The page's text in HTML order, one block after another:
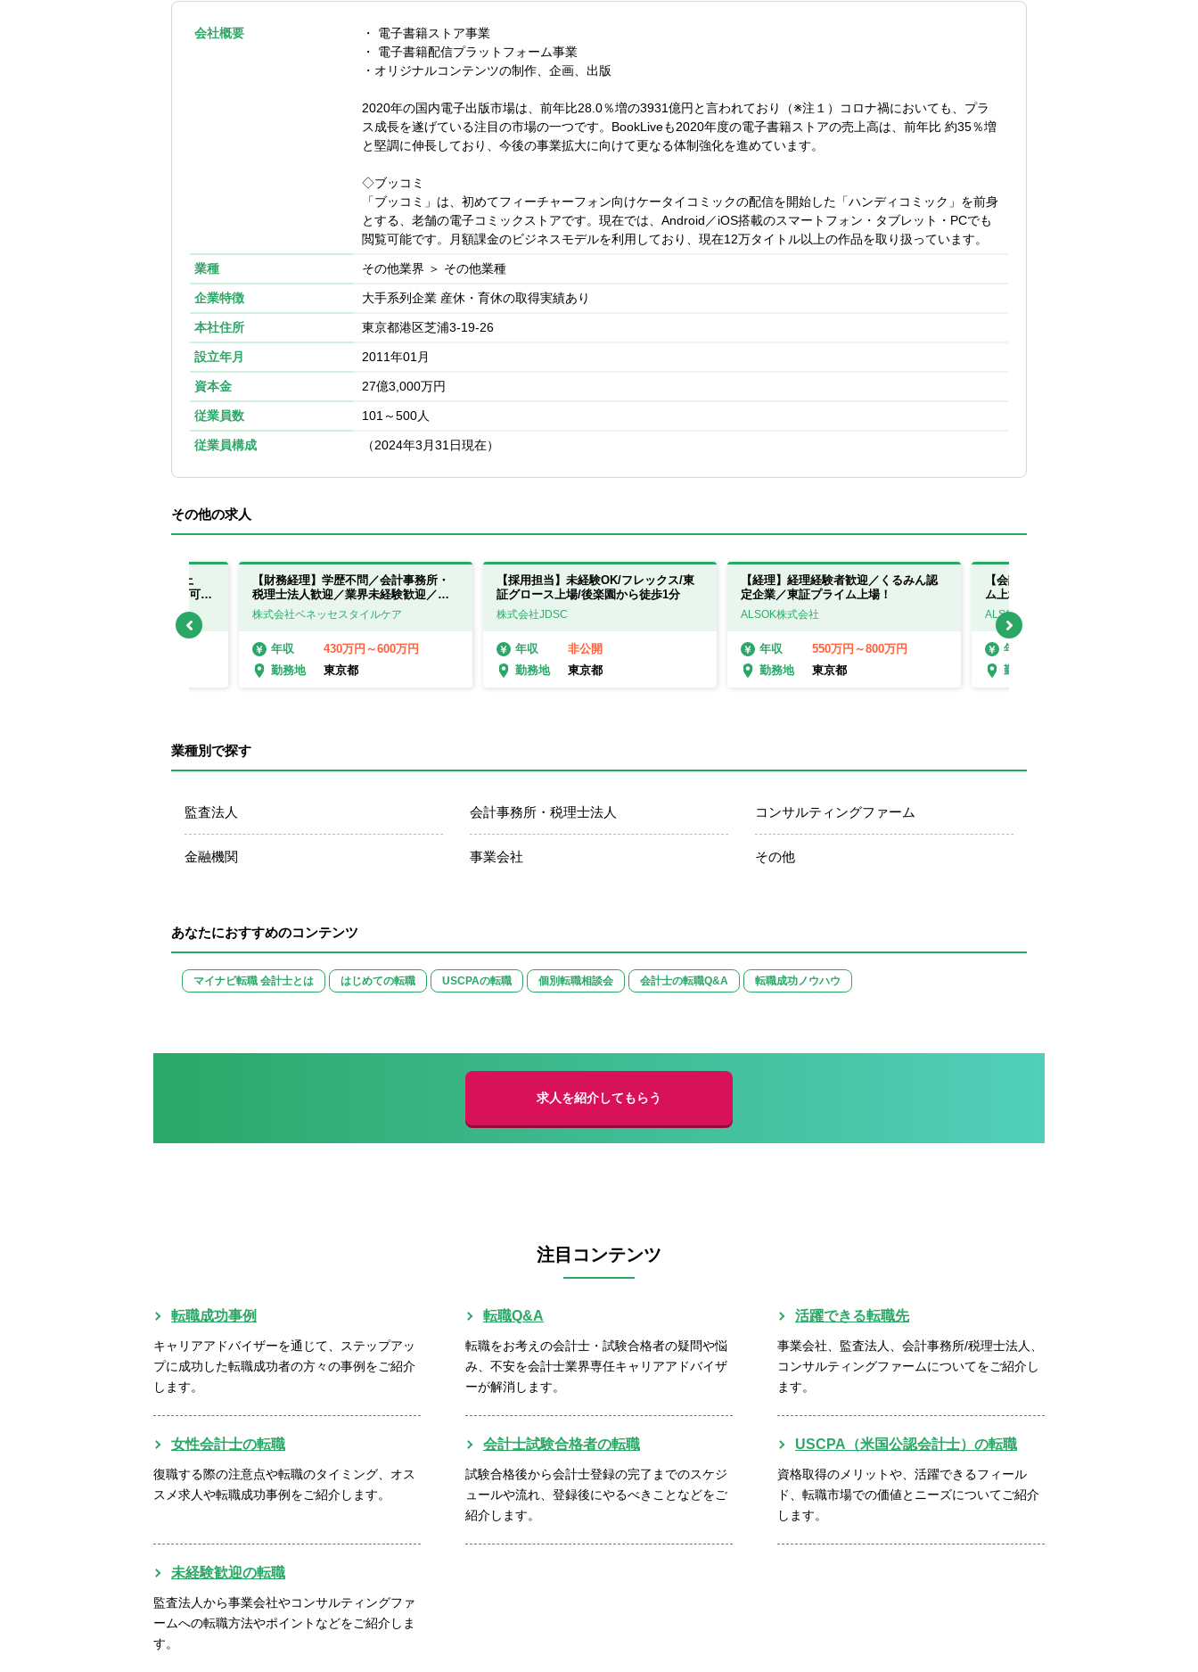
求める人物像
・人の役に立つことが好きな方
・コミュニケーション能力の高い方
→業務における裁量権が大きいので、適切に報告・連絡・相談ができる方を求めています。
・主体性を持って行動できる方
→問題点や改善点を自ら発見し進んで実行できる方を求めています。
・知的好奇心が旺盛で新しいもの好きな方
→CI/CD・テスト・モニタリングの構築、運用
・自ら課題を発見して解決までを行う業務
→業務効率化のためのツールの作成
→パフォーマンス改善の各種取り組み
→技術トレンドの動向調査/導入検討
外部の勉強会・セミナー・イベントへの参加も奨励しています。
→開発者体験の向上のための基盤開発(Platform Engineering)
→SLI/SLOの設定・運用
→AI/ML技術の活用
【利用しているAWSサービス】
EKS、EC2、ECR、ECS、Fargate、Lambda、S3、EFS、RDS(Aurora)、Amazon Redshift、DynamoDB、CodePipeline、
CodeBuild、WAF、ElastiCache、OpenSearch Service、kinesis、SQS、SNS、SES、ELB、Bedrockなど
【利用しているツール】
Karpenter、KEDA、Jenkins、Docker、Digdag、GitHub Enterprise、GitHub Copilot、Terraform、Packer、Slack、
NewRelic、DataDog、各種MCPサーバ
【この仕事で得られるもの】
自己裁量権が大きいので学んだ知識を直接業務で活かせる機会が多いです。
技術調査/スキル習得を奨励しているので、積極的にスキルアップを目指す方には適した環境です。
会社概要
・ 電子書籍ストア事業
・ 電子書籍配信プラットフォーム事業
・オリジナルコンテンツの制作、企画、出版
2020年の国内電子出版市場は、前年比28.0％増の3931億円と言われており（※注１）コロナ禍においても、プラ
ス成長を遂げている注目の市場の一つです。BookLiveも2020年度の電子書籍ストアの売上高は、前年比 約35％増
と堅調に伸長しており、今後の事業拡大に向けて更なる体制強化を進めています。
◇ブッコミ
「ブッコミ」は、初めてフィーチャーフォン向けケータイコミックの配信を開始した「ハンディコミック」を前身
とする、老舗の電子コミックストアです。現在では、Android／iOS搭載のスマートフォン・タブレット・PCでも
閲覧可能です。月額課金のビジネスモデルを利用しており、現在12万タイトル以上の作品を取り扱っています。
業種 その他業界 ＞ その他業種
企業特徴 大手系列企業 産休・育休の取得実績あり
本社住所 東京都港区芝浦3-19-26
設立年月 2011年01月
資本金 27億3,000万円
従業員数 101～500人
従業員構成 （2024年3月31日現在）
その他の求人
【経理（公認会計士）】プライム上
場！経理/会計/税務など幅広く経験可
【財務経理】学歴不問／会計事務所・
税理士法人歓迎／業界未経験歓迎／東
京・新宿
株式会社ベネッセスタイルケア
年収
430万円～600万円
勤務地
東京都
【採用担当】未経験OK/フレックス/東
証グロース上場/後楽園から徒歩1分
株式会社JDSC
年収
非公開
勤務地
東京都
【経理】経理経験者歓迎／くるみん認
定企業／東証プライム上場！
ALSOK株式会社
年収
550万円～800万円
勤務地
東京都
【会計税務】公認会計士歓迎！プライ
ム上場！※東京 赤坂
ALSOK株式会社
年収
勤務地
業種別で探す
監査法人 会計事務所・税理士法人 コンサルティングファーム
金融機関 事業会社 その他
あなたにおすすめのコンテンツ
マイナビ転職 会計士とは はじめての転職 USCPAの転職 個別転職相談会 会計士の転職Q&A 転職成功ノウハウ
求人を紹介してもらう
注目コンテンツ
転職成功事例
キャリアアドバイザーを通じて、ステップアッ
プに成功した転職成功者の方々の事例をご紹介
します。
転職Q&A
転職をお考えの会計士・試験合格者の疑問や悩
み、不安を会計士業界専任キャリアアドバイザ
ーが解消します。
活躍できる転職先
事業会社、監査法人、会計事務所/税理士法人、
コンサルティングファームについてをご紹介し
ます。
女性会計士の転職
復職する際の注意点や転職のタイミング、オス
スメ求人や転職成功事例をご紹介します。
会計士試験合格者の転職
試験合格後から会計士登録の完了までのスケジ
ュールや流れ、登録後にやるべきことなどをご
紹介します。
USCPA（米国公認会計士）の転職
資格取得のメリットや、活躍できるフィール
ド、転職市場での価値とニーズについてご紹介
します。
未経験歓迎の転職
監査法人から事業会社やコンサルティングファ
ームへの転職方法やポイントなどをご紹介しま
す。